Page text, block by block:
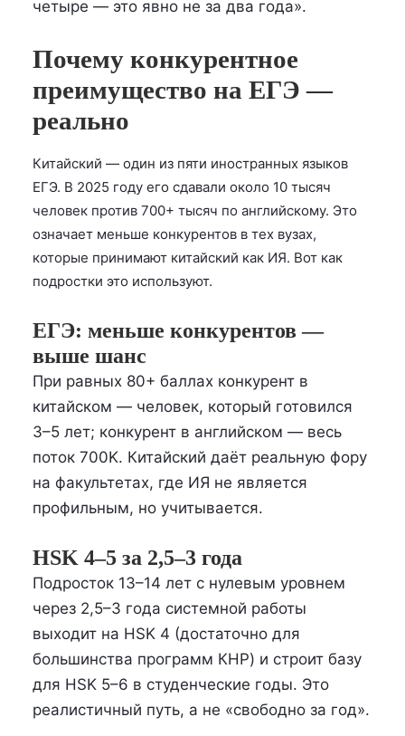
четыре — это явно не за два года».
Почему конкурентное
преимущество на ЕГЭ —
реально
Китайский — один из пяти иностранных языков
ЕГЭ. В 2025 году его сдавали около 10 тысяч
человек против 700+ тысяч по английскому. Это
означает меньше конкурентов в тех вузах,
которые принимают китайский как ИЯ. Вот как
подростки это используют.
ЕГЭ: меньше конкурентов —
выше шанс
При равных 80+ баллах конкурент в
китайском — человек, который готовился
3–5 лет; конкурент в английском — весь
поток 700K. Китайский даёт реальную фору
на факультетах, где ИЯ не является
профильным, но учитывается.
HSK 4–5 за 2,5–3 года
Подросток 13–14 лет с нулевым уровнем
через 2,5–3 года системной работы
выходит на HSK 4 (достаточно для
большинства программ КНР) и строит базу
для HSK 5–6 в студенческие годы. Это
реалистичный путь, а не «свободно за год».